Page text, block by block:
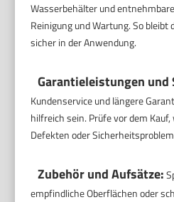
Wasserbehälter und
Reinigung und Wartung. So
sicher in der Anwendung.
Garantieleistungen und
Kundenservice und längere
hilfreich sein. Prüfe vor dem
Defekten oder
Zubehör und Aufsätze:
empfindliche Oberflächen oder